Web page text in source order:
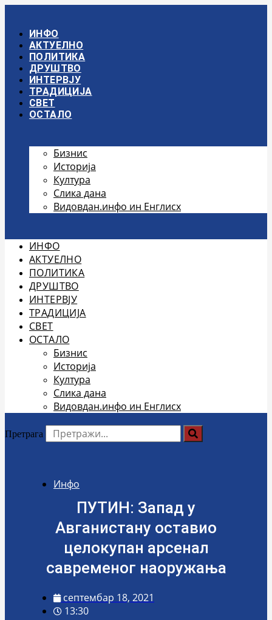
садржајИНФО
АКТУЕЛНО
ПОЛИТИКА
ДРУШТВО
ИНТЕРВЈУ
ТРАДИЦИЈА
СВЕТ
ОСТАЛО
Бизнис
Историја
Култура
Слика дана
Видовдан.инфо ин Енглисх
ИНФО
АКТУЕЛНО
ПОЛИТИКА
ДРУШТВО
ИНТЕРВЈУ
ТРАДИЦИЈА
СВЕТ
ОСТАЛО
Бизнис
Историја
Култура
Слика дана
Видовдан.инфо ин Енглисх
Претрага
Инфо
ПУТИН: Запад у
Авганистану оставио
целокупан арсенал
савременог наоружања
септембар 18, 2021
13:30